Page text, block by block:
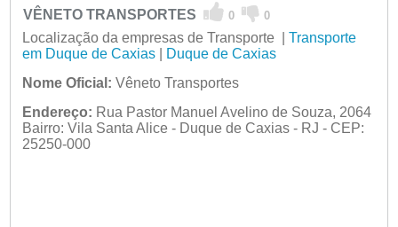
VÊNETO TRANSPORTES 0 0
Localização da empresas de Transporte | Transporte
em Duque de Caxias|
Duque de Caxias
Nome Oficial: Vêneto Transportes
Endereço: Rua Pastor Manuel Avelino de Souza, 2064
Bairro: Vila Santa Alice - Duque de Caxias - RJ - CEP:
25250-000